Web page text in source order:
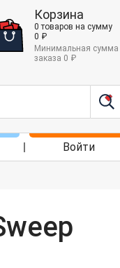
Корзина
0 товаров на сумму
0 ₽
Минимальная сумма
заказа 0 ₽
Войти